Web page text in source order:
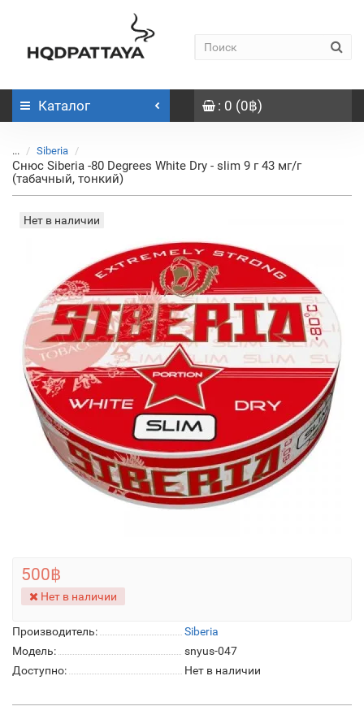
Каталог : 0 (0฿)
... Siberia
Снюс Siberia -80 Degrees White Dry - slim 9 г 43 мг/г
(табачный, тонкий)
Нет в наличии
Производитель:
Siberia
Модель:
snyus-047
Доступно:
Нет в наличии
500฿
Нет в наличии